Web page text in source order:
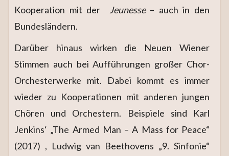
Kooperation mit der Jeunesse– auch in den
Bundesländern.
Darüber hinaus wirken die Neuen Wiener
Stimmen auch bei Aufführungen großer Chor-
Orchesterwerke mit. Dabei kommt es immer
wieder zu Kooperationen mit anderen jungen
Chören und Orchestern. Beispiele sind Karl
Jenkins‘ „The Armed Man – A Mass for Peace“
(2017) , Ludwig van Beethovens „9. Sinfonie“